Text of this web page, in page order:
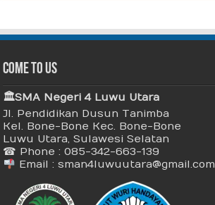
Come To Us
🏛 SMA Negeri 4 Luwu Utara
Jl. Pendidikan Dusun Tanimba
Kel. Bone-Bone Kec. Bone-Bone
Luwu Utara, Sulawesi Selatan
☎ Phone : 085-342-663-139
Email : sman4luwuutara@gmail.com